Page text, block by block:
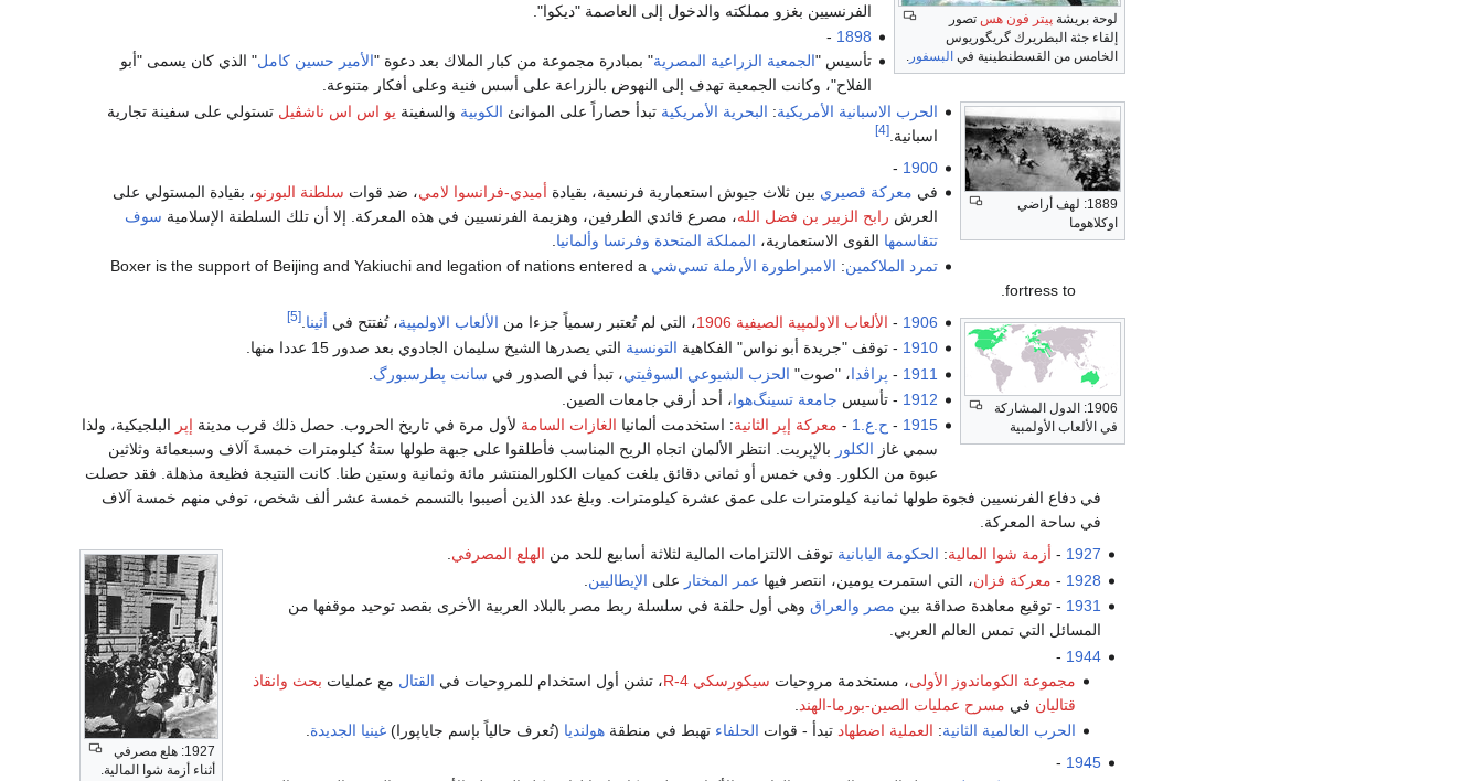
لوحة بريشة پيتر فون هس تصور
إلقاء جثة البطريرك گريگوريوس
الخامس من القسطنطينية في البسفور
1889: لهف أراضي
اوكلاهوما
الفرنسيين بغزو مملكته والدخول إلى العاصمة "ديكوا".
1898
-
تأسيس "الجمعية الزراعية المصرية" بمبادرة مجموعة من كبار الملاك بعد دعوة "الأمير حسين كامل" الذي كان يسمى "أبو
الفلاح"، وكانت الجمعية تهدف إلى النهوض بالزراعة على أسس فنية وعلى أفكار متنوعة.
الحرب الاسبانية الأمريكية: البحرية الأمريكية تبدأ حصاراً على الموانئ الكوبية والسفينة يو اس اس ناشڤيل تستولي على سفينة تجارية
اسبانية. [4]
1900
-
في معركة قصيري بين ثلاث جيوش استعمارية فرنسية، بقيادة أميدي-فرانسوا لامي، ضد قوات سلطنة البورنو، بقيادة المستولي على
العرش رابح الزبير بن فضل الله، مصرع قائدي الطرفين، وهزيمة الفرنسيين في هذه المعركة. إلا أن تلك السلطنة الإسلامية سوف
تتقاسمها القوى الاستعمارية، المملكة المتحدة وفرنسا وألمانيا
تمرد الملاكمين: الامبراطورة الأرملة تسي‌شي Boxer is the support of Beijing and Yakiuchi and legation of nations entered a
fortress to.
1906: الدول المشاركة
في الألعاب الأولمبية
1906
- الألعاب الاولمپية الصيفية 1906 ، التي لم تُعتبر رسمياً جزءا من الألعاب الاولمپية، تُفتتح في أثينا [5]
1910 - توقف "جريدة أبو نواس" الفكاهية التونسية التي يصدرها الشيخ سليمان الجادوي بعد صدور 15 عددا منها.
1911
- پراڤدا، "صوت" الحزب الشيوعي السوڤيتي، تبدأ في الصدور في سانت پطرسبورگ
1912 - تأسيس جامعة تسينگ‌هوا، أحد أرقي جامعات الصين.
1915
- ح.ع.1 - معركة إپر الثانية: استخدمت ألمانيا الغازات السامة لأول مرة في تاريخ الحروب. حصل ذلك قرب مدينة إپر البلجيكية، ولذا
سمي غاز الكلور بالإپريت. انتظر الألمان اتجاه الريح المناسب فأطلقوا على جبهة طولها ستةُ كيلومترات خمسةَ آلاف وسبعمائة وثلاثين
عبوة من الكلور. وفي خمس أو ثماني دقائق بلغت كميات الكلورالمنتشر مائة وثمانية وستين طنا. كانت النتيجة فظيعة مذهلة. فقد حصلت
في دفاع الفرنسيين فجوة طولها ثمانية كيلومترات على عمق عشرة كيلومترات. وبلغ عدد الذين أصيبوا بالتسمم خمسة عشر ألف شخص، توفي منهم خمسة آلاف
في ساحة المعركة.
1927: هلع مصرفي
أثناء أزمة شوا المالية.
1927
- أزمة شوا المالية: الحكومة اليابانية توقف الالتزامات المالية لثلاثة أسابيع للحد من الهلع المصرفي.
1928
- معركة فزان، التي استمرت يومين، انتصر فيها عمر المختار على الإيطاليين
1931 - توقيع معاهدة صداقة بين مصر والعراق وهي أول حلقة في سلسلة ربط مصر بالبلاد العربية الأخرى بقصد توحيد موقفها من
المسائل التي تمس العالم العربي.
1944
-
مجموعة الكوماندوز الأولى، مستخدمة مروحيات سيكورسكي R-4 ، تشن أول استخدام للمروحيات في القتال مع عمليات بحث وانقاذ
قتاليان في مسرح عمليات الصين-بورما-الهند
الحرب العالمية الثانية: العملية اضطهاد تبدأ - قوات الحلفاء تهبط في منطقة هولنديا (تُعرف حالياً بإسم جاياپورا) غينيا الجديدة
1945
-